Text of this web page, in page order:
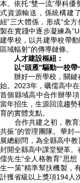
本。依托“雙一流”學科
式資源輸送， 係統構建
紐”三大體係，形成“全
製在實踐中逐步凝練為
建學校，以共建學校帶
區域輻射”的傳導鏈條。
人才建設樞紐：
以“頭雁”驅動一校帶
辦好一所學校，關鍵
始。2023年，礪儒高中
首個縣域高中合作辦學
當年招生，生源回流趨
育的實體支點。
合作共建之初，教
共振”的管理團隊。華封
展總顧問，為全縣高中
封開全縣高中課堂變革
儒先生“全人格教育”思
生一策”精準幫扶機製，
計獲省級以上獎項194人